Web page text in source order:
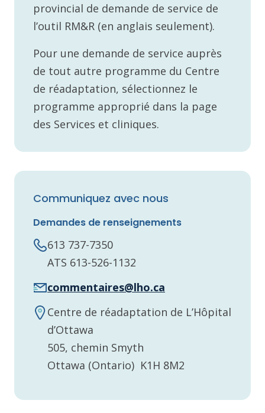
provincial de demande de service de
l’outil RM&R (en anglais seulement).
Pour une demande de service auprès
de tout autre programme du Centre
de réadaptation, sélectionnez le
programme approprié dans la page
des Services et cliniques.
Communiquez avec nous
Demandes de renseignements
613 737-7350
ATS 613-526-1132
commentaires@lho.ca
Centre de réadaptation de L’Hôpital
d’Ottawa
505, chemin Smyth
Ottawa (Ontario) K1H 8M2